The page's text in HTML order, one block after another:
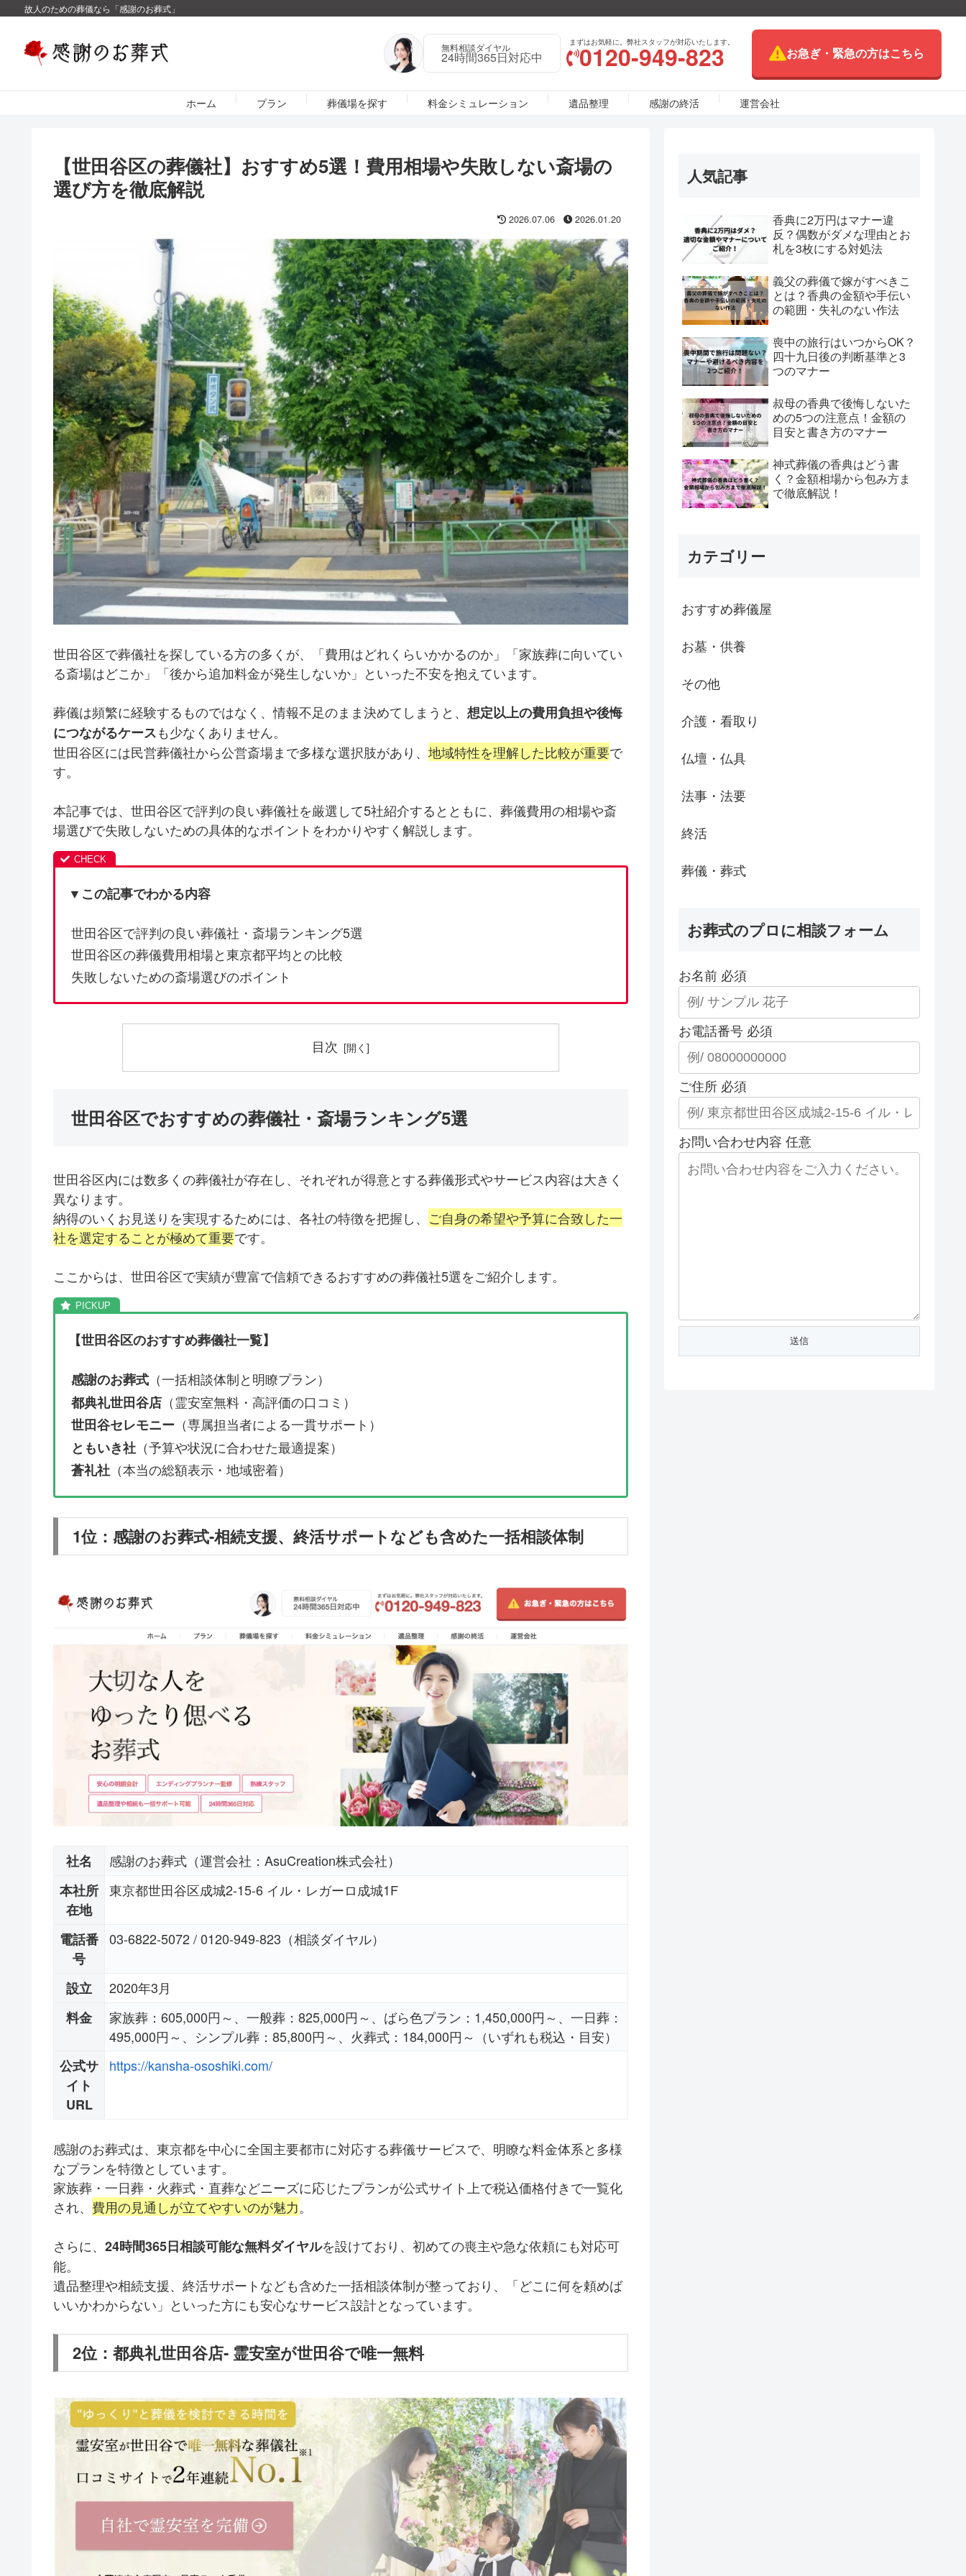
故人のための葬儀なら「感謝のお葬式」
無料相談ダイヤル
24時間365日対応中
まずはお気軽に。弊社スタッフが対応いたします。
0120-949-823 お急ぎ・緊急の方はこちら
ホーム プラン 葬儀場を探す 料金シミュレーション 遺品整理 感謝の終活 運営会社
【世田谷区の葬儀社】おすすめ5選！費用相場や失敗しない斎場の
選び方を徹底解説
2026.07.06 2026.01.20
世田谷区で葬儀社を探している方の多くが、「費用はどれくらいかかるのか」「家族葬に向いてい
る斎場はどこか」「後から追加料金が発生しないか」といった不安を抱えています。
葬儀は頻繁に経験するものではなく、情報不足のまま決めてしまうと、 想定以上の費用負担や後悔
につながるケースも少なくありません。
世田谷区には民営葬儀社から公営斎場まで多様な選択肢があり、 地域特性を理解した比較が重要で
す。
本記事では、世田谷区で評判の良い葬儀社を厳選して5社紹介するとともに、葬儀費用の相場や斎
場選びで失敗しないための具体的なポイントをわかりやすく解説します。
▼この記事でわかる内容
世田谷区で評判の良い葬儀社・斎場ランキング5選
世田谷区の葬儀費用相場と東京都平均との比較
失敗しないための斎場選びのポイント
目次
世田谷区でおすすめの葬儀社・斎場ランキング5選
世田谷区内には数多くの葬儀社が存在し、それぞれが得意とする葬儀形式やサービス内容は大きく
異なります。
納得のいくお見送りを実現するためには、各社の特徴を把握し、 ご自身の希望や予算に合致した一
社を選定することが極めて重要です。
ここからは、世田谷区で実績が豊富で信頼できるおすすめの葬儀社5選をご紹介します。
【世田谷区のおすすめ葬儀社一覧】
感謝のお葬式（一括相談体制と明瞭プラン）
都典礼世田谷店（霊安室無料・高評価の口コミ）
世田谷セレモニー（専属担当者による一貫サポート）
ともいき社（予算や状況に合わせた最適提案）
蒼礼社（本当の総額表示・地域密着）
1位：感謝のお葬式-相続支援、終活サポートなども含めた一括相談体制
社名
感謝のお葬式（運営会社：AsuCreation株式会社）
本社所
在地
東京都世田谷区成城2-15-6 イル・レガーロ成城1F
電話番
号
03-6822-5072 / 0120-949-823（相談ダイヤル）
設立
2020年3月
料金
家族葬：605,000円～、一般葬：825,000円～、ばら色プラン：1,450,000円～、一日葬：
495,000円～、シンプル葬：85,800円～、火葬式：184,000円～（いずれも税込・目安）
公式サ
イト
URL
https://kansha-ososhiki.com/
感謝のお葬式は、東京都を中心に全国主要都市に対応する葬儀サービスで、明瞭な料金体系と多様
なプランを特徴としています。
家族葬・一日葬・火葬式・直葬などニーズに応じたプランが公式サイト上で税込価格付きで一覧化
され、 費用の見通しが立てやすいのが魅力。
さらに、 24時間365日相談可能な無料ダイヤルを設けており、初めての喪主や急な依頼にも対応可
能。
遺品整理や相続支援、終活サポートなども含めた一括相談体制が整っており、「どこに何を頼めば
いいかわからない」といった方にも安心なサービス設計となっています。
2位：都典礼世田谷店‐ 霊安室が世田谷で唯一無料
人気記事
香典に2万円はマナー違
反？偶数がダメな理由とお
札を3枚にする対処法
義父の葬儀で嫁がすべきこ
とは？香典の金額や手伝い
の範囲・失礼のない作法
喪中の旅行はいつからOK？
四十九日後の判断基準と3
つのマナー
叔母の香典で後悔しないた
めの5つの注意点！金額の
目安と書き方のマナー
神式葬儀の香典はどう書
く？金額相場から包み方ま
で徹底解説！
カテゴリー
おすすめ葬儀屋
お墓・供養
その他
介護・看取り
仏壇・仏具
法事・法要
終活
葬儀・葬式
お葬式のプロに相談フォーム
お名前 必須
お電話番号 必須
ご住所 必須
お問い合わせ内容 任意